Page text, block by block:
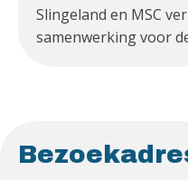
Slingeland en MSC
samenwerking voor